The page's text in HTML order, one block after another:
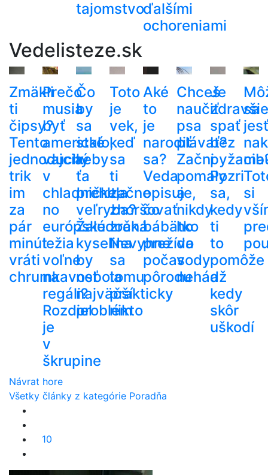
tajomstvoďalšími
ochoreniami
Vedelisteze.sk
Zmäkli
ti
čipsy?
Tento
jednoduchý
trik
im
za
pár
minút
vráti
chrumkavosť
Prečo
musia
byť
americké
vajcia
v
chladničke,
no
európske
ležia
voľne
na
regáli?
Rozdiel
je
v
škrupine
Čo
by
sa
stalo,
keby
ťa
prehltla
veľryba?
Žalúdočná
kyselina
by
nebola
najväčší
problém
Toto
je
vek,
keď
sa
ti
začne
zhoršovať
zrak.
Nevyhne
sa
tomu
prakticky
nikto
Aké
to
je
narodiť
sa?
Veda
opisuje,
čo
bábätko
prežíva
počas
pôrodu
Chceš
naučiť
psa
plávať?
Začni
pomaly
a
nikdy
ho
do
vody
nehádž
Je
zdravšie
spať
bez
Pozri
sa,
kedy
ti
to
pomôže
a
kedy
skôr
uškodí
sa
jesť
si
Návrat hore
Všetky články z kategórie Poradňa
10